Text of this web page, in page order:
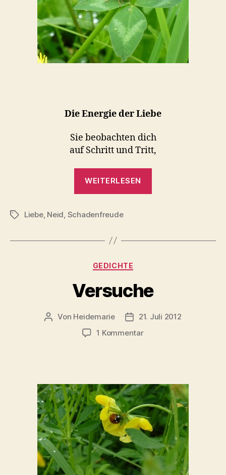
Die Energie der Liebe
Sie beobachten dich
auf Schritt und Tritt,
WEITERLESEN
Schlagwörter
Liebe, Neid Schadenfreude
Kategorien
GEDICHTE
Versuche
Beitragsautor
Von Heidemarie Veröffentlichungsdatum
21. Juli 2012
1 Kommentarzu